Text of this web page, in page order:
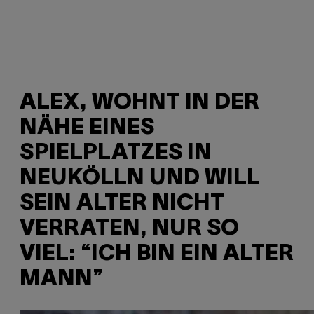
ALEX, WOHNT IN DER
NÄHE EINES
SPIELPLATZES IN
NEUKÖLLN UND WILL
SEIN ALTER NICHT
VERRATEN, NUR SO
VIEL: “ICH BIN EIN ALTER
MANN”